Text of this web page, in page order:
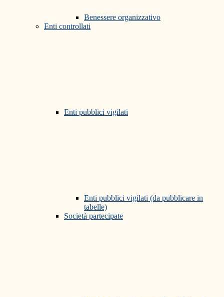
Benessere organizzativo
Enti controllati
Enti pubblici vigilati
Enti pubblici vigilati (da pubblicare in
tabelle)
Società partecipate